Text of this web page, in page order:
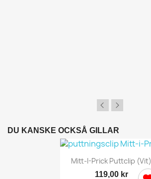
DU KANSKE OCKSÅ GILLAR
Mitt-I-Prick Puttclip (vit)
119,00 kr